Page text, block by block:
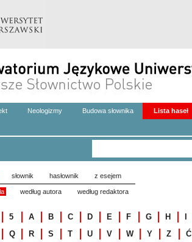
Neologizmy Budowa słownika Lista haseł
słownik hasłownik z esejem
według autora według redaktora
5 A B C D E F G H
Q R S T U V W Y Z Ć